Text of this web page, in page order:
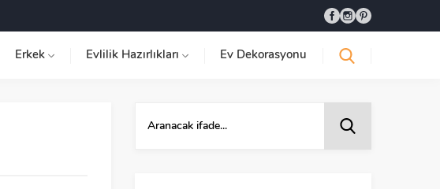
Erkek Evlilik Hazırlıkları Ev Dekorasyonu